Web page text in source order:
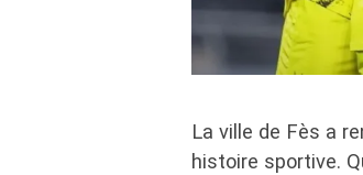
La ville de Fès a
histoire sportive.